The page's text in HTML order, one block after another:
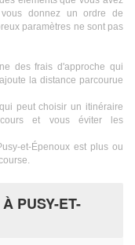
donnez un ordre de
paramètres ne sont pas
des frais d'approche qui
la distance parcourue
peut choisir un itinéraire
et vous éviter les
et-Épenoux est plus ou
PUSY-ET-